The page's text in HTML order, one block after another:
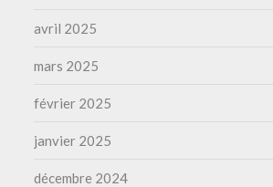
avril 2025
mars 2025
février 2025
janvier 2025
décembre 2024